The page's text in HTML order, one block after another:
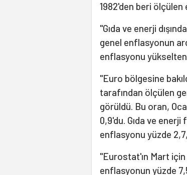
1982'den beri ölçülen
"Gıda ve enerji
genel enflasyonun
enflasyonu
"Euro bölgesine
tarafından ölçülen
görüldü. Bu oran,
0,9'du. Gıda ve
enflasyonu yüzde
"Eurostat'ın Mart için
enflasyonun yüzde